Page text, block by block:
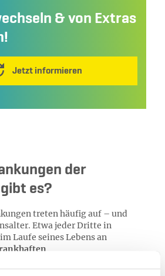
& von Extras
Jetzt informieren
der
es?
treten häufig auf – und
Etwa jeder Dritte in
Laufe seines Lebens an